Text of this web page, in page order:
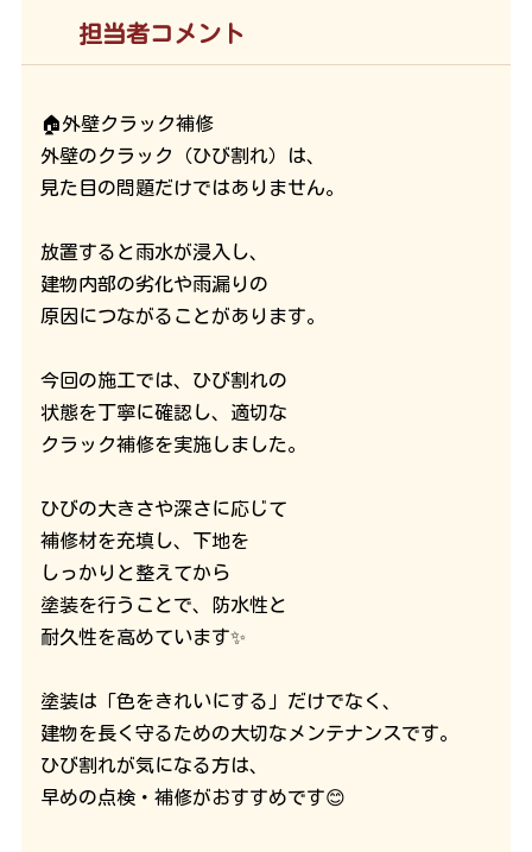
担当者コメント
🏠外壁クラック補修
外壁のクラック（ひび割れ）は、
見た目の問題だけではありません。
放置すると雨水が浸入し、
建物内部の劣化や雨漏りの
原因につながることがあります。
今回の施工では、ひび割れの
状態を丁寧に確認し、適切な
クラック補修を実施しました。
ひびの大きさや深さに応じて
補修材を充填し、下地を
しっかりと整えてから
塗装を行うことで、防水性と
耐久性を高めています✨
塗装は「色をきれいにする」だけでなく、
建物を長く守るための大切なメンテナンスです。
ひび割れが気になる方は、
早めの点検・補修がおすすめです😊